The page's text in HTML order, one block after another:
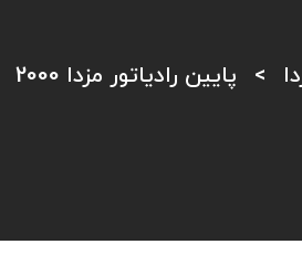
> پایین رادیاتور مزدا 2000